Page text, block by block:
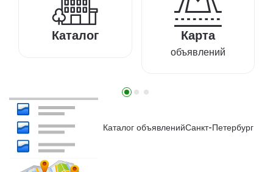
Каталог Карта
объявлений
Каталог объявленийСанкт-Петербург